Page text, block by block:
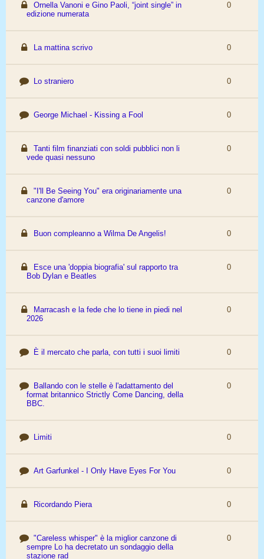
Ornella Vanoni e Gino Paoli, “joint single” in
edizione numerata
0
La mattina scrivo 0
Lo straniero 0
George Michael - Kissing a Fool 0
Tanti film finanziati con soldi pubblici non li
vede quasi nessuno
0
"I'll Be Seeing You" era originariamente una
canzone d'amore
0
Buon compleanno a Wilma De Angelis! 0
Esce una 'doppia biografia' sul rapporto tra
Bob Dylan e Beatles
0
Marracash e la fede che lo tiene in piedi nel
2026
0
È il mercato che parla, con tutti i suoi limiti 0
​Ballando con le stelle è l'adattamento del
format britannico Strictly Come Dancing, della
BBC.
0
Limiti 0
Art Garfunkel - I Only Have Eyes For You 0
Ricordando Piera 0
"Careless whisper" è la miglior canzone di
sempre Lo ha decretato un sondaggio della
stazione rad
0